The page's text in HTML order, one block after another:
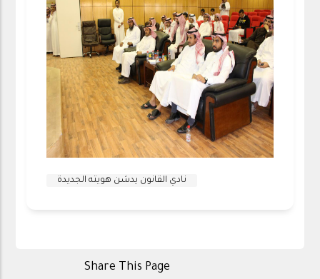
نادي القانون يدشن هويته الجديدة
Share This Page